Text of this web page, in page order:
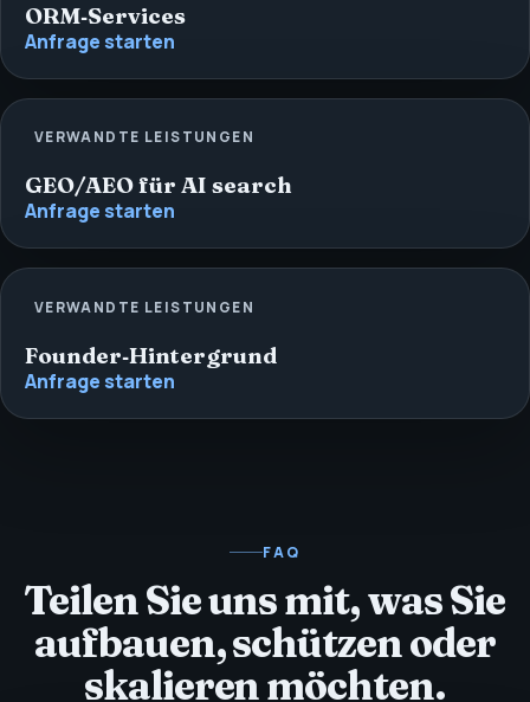
ORM‑Services
Anfrage starten
VERWANDTE LEISTUNGEN
GEO/AEO für AI search
Anfrage starten
VERWANDTE LEISTUNGEN
Founder‑Hintergrund
Anfrage starten
FAQ
Teilen Sie uns mit, was Sie
aufbauen, schützen oder
skalieren möchten.